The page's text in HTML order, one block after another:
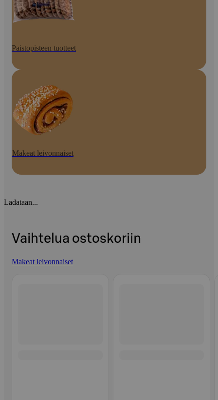
Paistopisteen tuotteet
Makeat leivonnaiset
Ladataan...
Vaihtelua ostoskoriin
Makeat leivonnaiset